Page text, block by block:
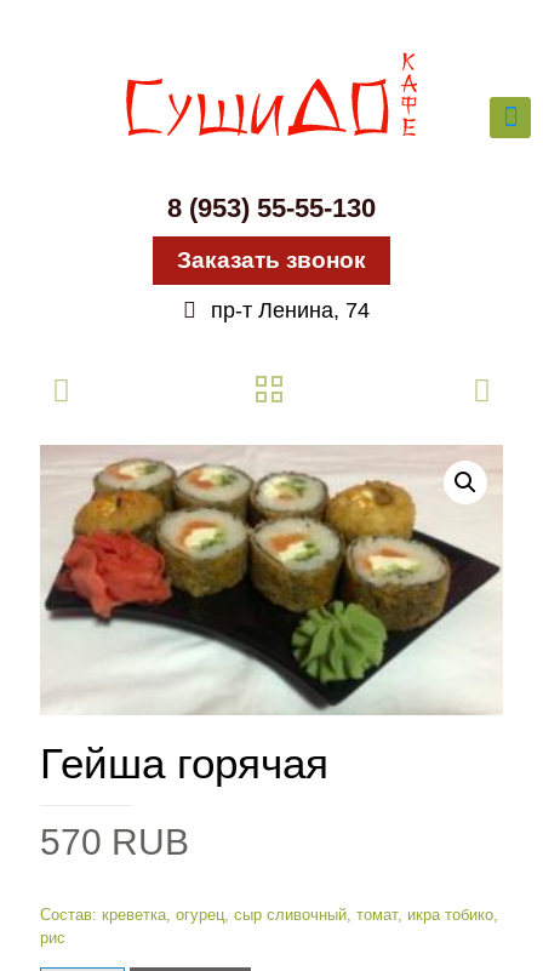
8 (953) 55-55-130
Заказать звонок
пр-т Ленина, 74
Гейша горячая
570 RUB
Состав: креветка, огурец, сыр сливочный, томат, икра тобико,
рис